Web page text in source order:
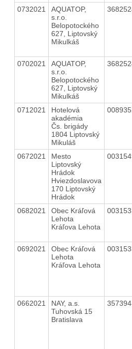
0732021
AQUATOP,
s.r.o.
Belopotockého
627, Liptovský
Mikulkáš
0702021
AQUATOP,
s.r.o.
Belopotockého
627, Liptovský
Mikulkáš
0712021
Hotelová
akadémia
Čs. brigády
1804 Liptovský
Mikuláš
0672021
Mesto
Liptovský
Hrádok
Hviezdoslavova
170 Liptovský
Hrádok
0682021
Obec Kráľová
Lehota
Kráľova Lehota
0692021
Obec Kráľová
Lehota
Kráľova Lehota
0662021
NAY, a.s.
Tuhovská 15
Bratislava